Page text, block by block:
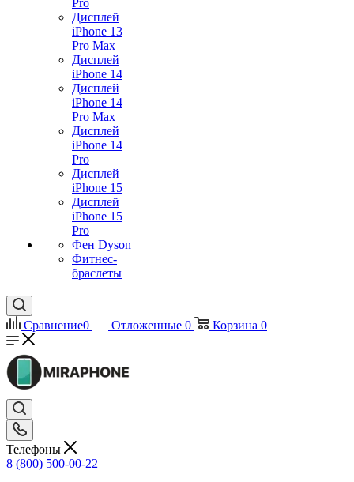
Pro
Дисплей
iPhone 13
Pro Max
Дисплей
iPhone 14
Дисплей
iPhone 14
Pro Max
Дисплей
iPhone 14
Pro
Дисплей
iPhone 15
Дисплей
iPhone 15
Pro
Фен Dyson
Фитнес-
браслеты
Сравнение0 Отложенные 0 Корзина 0
Телефоны
8 (800) 500-00-22